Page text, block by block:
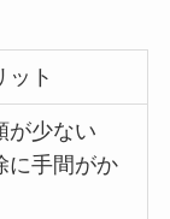
ット
が少ない
に手間がか